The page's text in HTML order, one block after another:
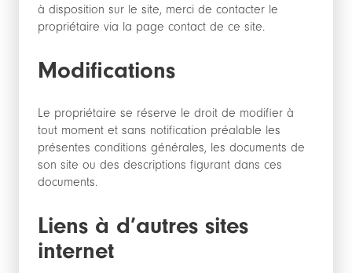
à disposition sur le site, merci de contacter le
propriétaire via la page contact de ce site.
Modifications
Le propriétaire se réserve le droit de modifier à
tout moment et sans notification préalable les
présentes conditions générales, les documents de
son site ou des descriptions figurant dans ces
documents.
Liens à d’autres sites
internet